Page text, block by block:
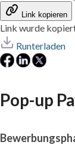
Link kopieren
Link wurde
Runterladen
Pop-up